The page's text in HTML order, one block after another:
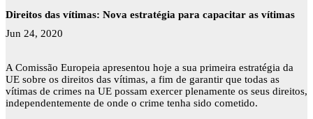
Direitos das vítimas: Nova estratégia para capacitar as vítimas
Jun 24, 2020
A Comissão Europeia apresentou hoje a sua primeira estratégia da
UE sobre os direitos das vítimas, a fim de garantir que todas as
vítimas de crimes na UE possam exercer plenamente os seus direitos,
independentemente de onde o crime tenha sido cometido.